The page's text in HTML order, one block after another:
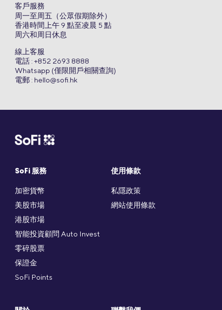
SoFi 服務
加密貨幣
美股市場
港股市場
智能投資顧問 Auto Invest
零碎股票
保證金
SoFi Points
使用條款
私隱政策
網站使用條款
客戶服務
周一至周五（公眾假期除外）
香港時間上午 9 點至凌晨 5 點
周六和周日休息
線上客服
電話 : +852 2693 8888
Whatsapp (僅限開戶相關查詢)
電郵 : hello@sofi.hk